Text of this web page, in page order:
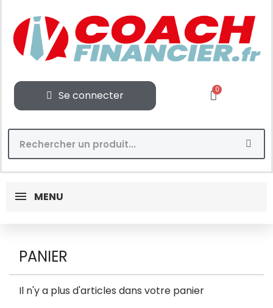
Se connecter
MENU
PANIER
Il n'y a plus d'articles dans votre panier